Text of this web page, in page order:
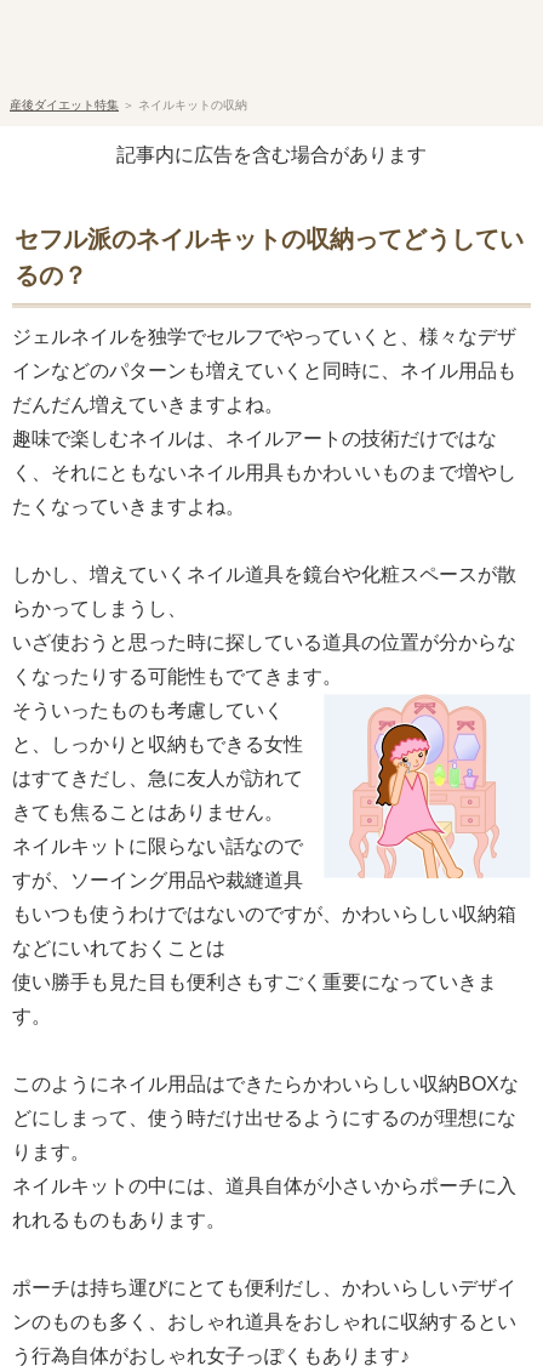
産後ダイエット特集 ＞ ネイルキットの収納
記事内に広告を含む場合があります
セフル派のネイルキットの収納ってどうしてい
るの？
ジェルネイルを独学でセルフでやっていくと、様々なデザ
インなどのパターンも増えていくと同時に、ネイル用品も
だんだん増えていきますよね。
趣味で楽しむネイルは、ネイルアートの技術だけではな
く、それにともないネイル用具もかわいいものまで増やし
たくなっていきますよね。
しかし、増えていくネイル道具を鏡台や化粧スペースが散
らかってしまうし、
いざ使おうと思った時に探している道具の位置が分からな
くなったりする可能性もでてきます。
そういったものも考慮していく
と、しっかりと収納もできる女性
はすてきだし、急に友人が訪れて
きても焦ることはありません。
ネイルキットに限らない話なので
すが、ソーイング用品や裁縫道具
もいつも使うわけではないのですが、かわいらしい収納箱
などにいれておくことは
使い勝手も見た目も便利さもすごく重要になっていきま
す。
このようにネイル用品はできたらかわいらしい収納BOXな
どにしまって、使う時だけ出せるようにするのが理想にな
ります。
ネイルキットの中には、道具自体が小さいからポーチに入
れれるものもあります。
ポーチは持ち運びにとても便利だし、かわいらしいデザイ
ンのものも多く、おしゃれ道具をおしゃれに収納するとい
う行為自体がおしゃれ女子っぽくもあります♪